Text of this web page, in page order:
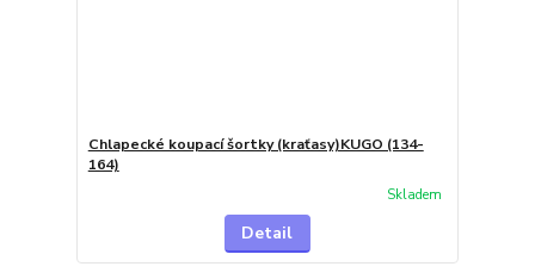
Chlapecké koupací šortky (kraťasy)KUGO (134-
164)
Skladem
Detail